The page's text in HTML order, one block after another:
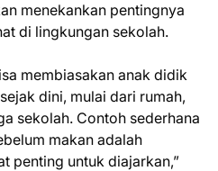
menekankan pentingnya
di lingkungan sekolah.
membiasakan anak didik
dini, mulai dari rumah,
sekolah. Contoh sederhana
makan adalah
penting untuk diajarkan,”